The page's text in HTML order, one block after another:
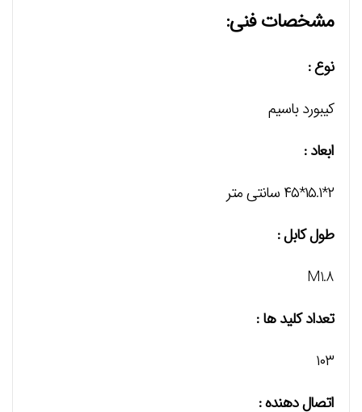
مشخصات فنی:
نوع :
کیبورد باسیم
ابعاد :
۲*۱۵.۱*۴۵ سانتی متر
طول کابل :
M1.8
تعداد کلید ها :
۱۰۳
اتصال دهنده :